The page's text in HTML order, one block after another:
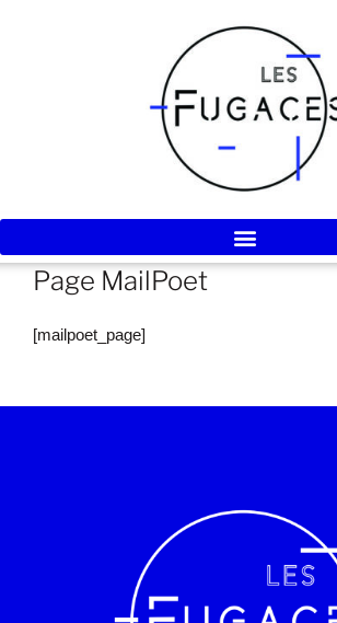
Page MailPoet
[mailpoet_page]